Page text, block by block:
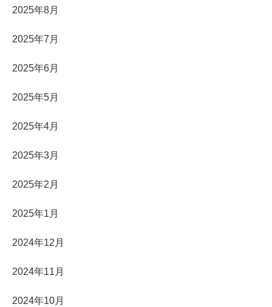
2025年8月
2025年7月
2025年6月
2025年5月
2025年4月
2025年3月
2025年2月
2025年1月
2024年12月
2024年11月
2024年10月